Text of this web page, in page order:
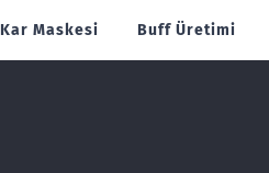
Kar Maskesi Buff Üretimi